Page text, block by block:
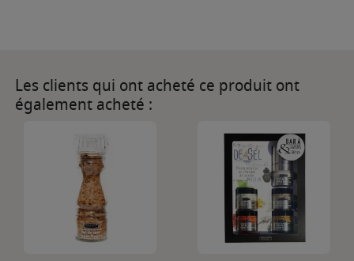
Les clients qui ont acheté ce produit ont
également acheté :